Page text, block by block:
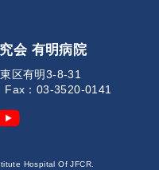
会 有明病院
区有明3-8-31
：03-3520-0141
Hospital Of JFCR.